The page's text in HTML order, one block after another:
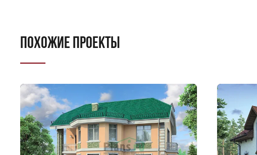
ПОХОЖИЕ ПРОЕКТЫ